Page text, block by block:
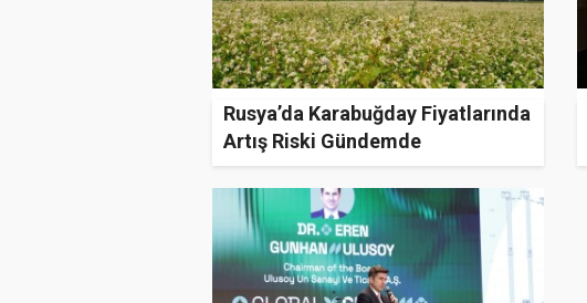
Rusya’da Karabuğday Fiyatlarında
Artış Riski Gündemde